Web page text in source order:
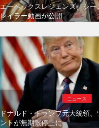
エーペックスレジェンズ、シー
レイラー動画が公開
ニュース
ドナルド・トランプ元大統領
ントが無期限停止に